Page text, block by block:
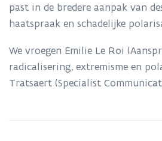
wel?past in de bredere aanpak van
haatspraak en schadelijke
We vroegen Emilie Le Roi
radicalisering, extremisme en
Tratsaert (Specialist